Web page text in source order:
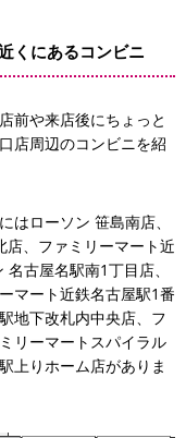
くにあるコンビニ
前や来店後にちょっと
店周辺のコンビニを紹
はローソン 笹島南店、
店、ファミリーマート近
古屋名駅南1丁目店、
マート近鉄名古屋駅1番
地下改札内中央店、フ
リーマートスパイラル
上りホーム店がありま